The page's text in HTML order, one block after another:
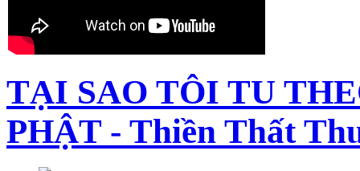
TẠI SAO TÔI TU
PHẬT - Thiền Thất